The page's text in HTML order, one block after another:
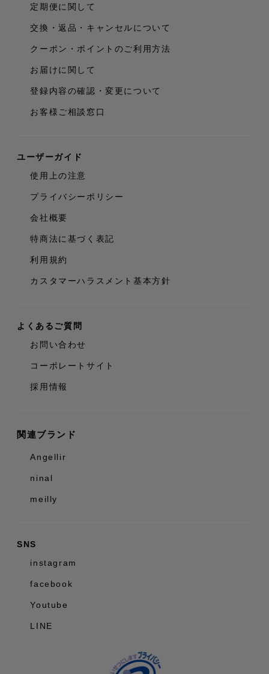
定期便に関して
交換・返品・キャンセルについて
クーポン・ポイントのご利用方法
お届けに関して
登録内容の確認・変更について
お客様ご相談窓口
ユーザーガイド
使用上の注意
プライバシーポリシー
会社概要
特商法に基づく表記
利用規約
カスタマーハラスメント基本方針
よくあるご質問
お問い合わせ
コーポレートサイト
採用情報
関連ブランド
Angellir
ninal
meilly
SNS
instagram
facebook
Youtube
LINE